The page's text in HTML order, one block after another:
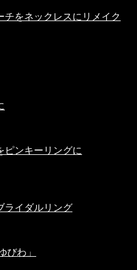
チをネックレスにリメイク
ピンキーリングに
ライダルリング
びわ」